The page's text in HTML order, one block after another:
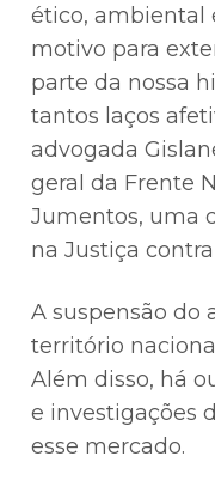
ético, ambiental
motivo para
parte da nossa
tantos laços
advogada
geral da Frente
Jumentos, uma
na Justiça
A suspensão do
território
Além disso, há
e investigações
esse mercado.